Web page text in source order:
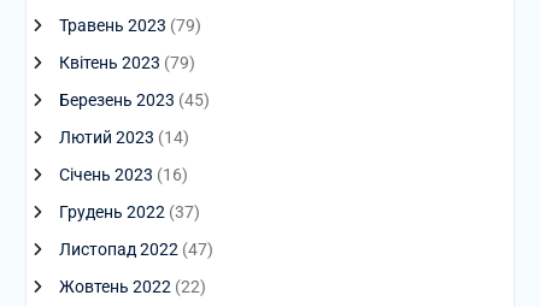
Травень 2023 (79)
Квітень 2023 (79)
Березень 2023 (45)
Лютий 2023 (14)
Січень 2023 (16)
Грудень 2022(37)
Листопад 2022(47)
Жовтень 2022(22)